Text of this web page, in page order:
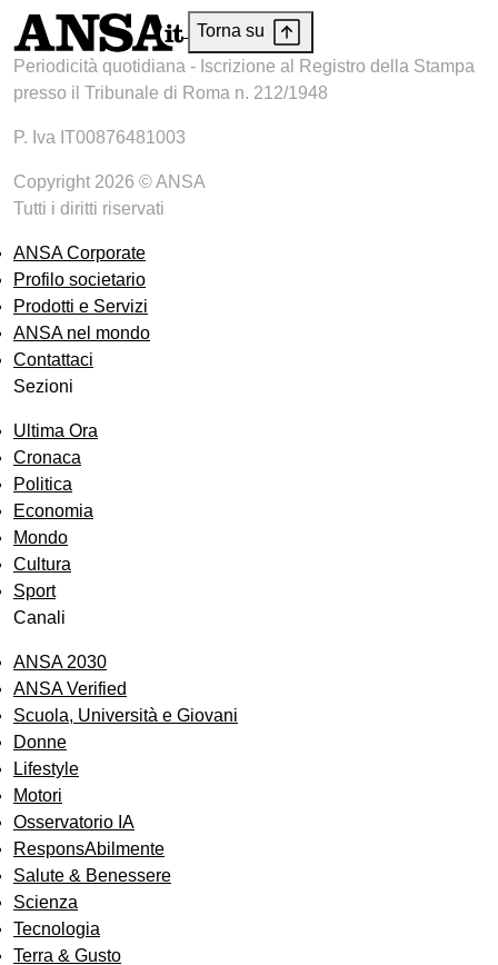
Torna su
Periodicità quotidiana - Iscrizione al Registro della Stampa
presso il Tribunale di Roma n. 212/1948
P. Iva IT00876481003
Copyright 2026 © ANSA
Tutti i diritti riservati
ANSA Corporate
Profilo societario
Prodotti e Servizi
ANSA nel mondo
Contattaci
Sezioni
Ultima Ora
Cronaca
Politica
Economia
Mondo
Cultura
Sport
Canali
ANSA 2030
ANSA Verified
Scuola, Università e Giovani
Donne
Lifestyle
Motori
Osservatorio IA
ResponsAbilmente
Salute & Benessere
Scienza
Tecnologia
Terra & Gusto